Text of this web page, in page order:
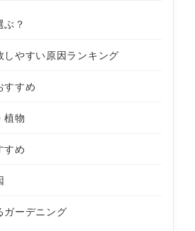
ぶ？
しやすい原因ランキング
すすめ
植物
すめ
ガーデニング